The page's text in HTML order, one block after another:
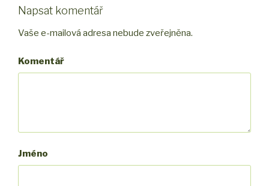
Napsat komentář
Vaše e-mailová adresa nebude zveřejněna.
Komentář
Jméno